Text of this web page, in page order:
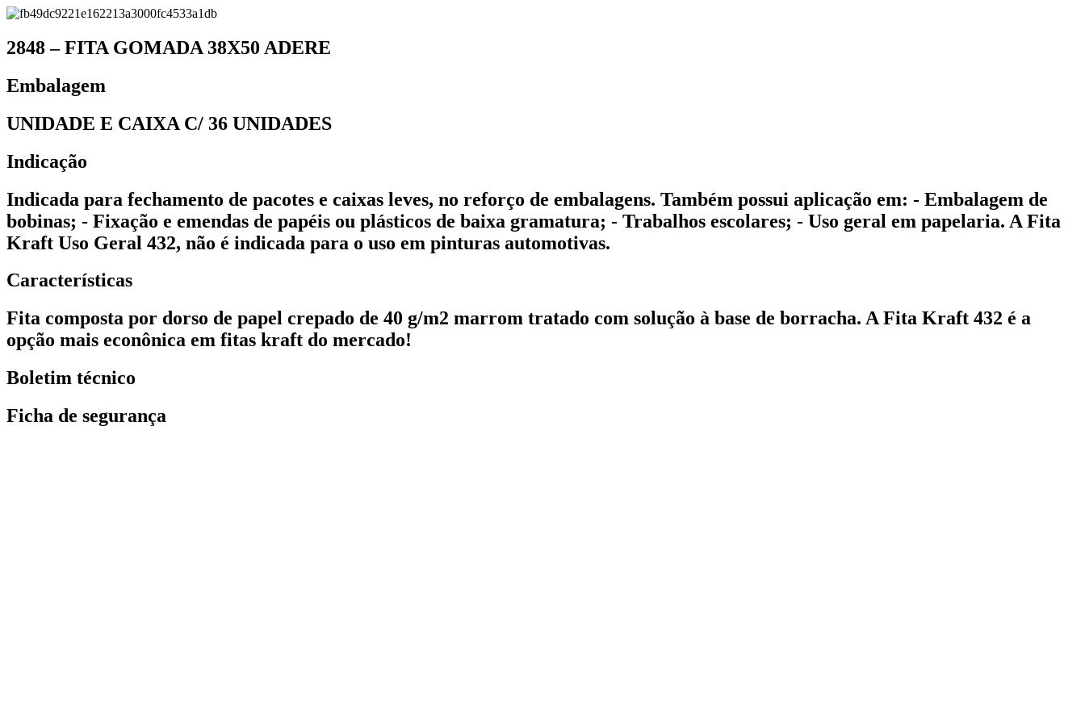
2848 – FITA GOMADA 38X50 ADERE
Embalagem
UNIDADE E CAIXA C/ 36 UNIDADES
Indicação
Indicada para fechamento de pacotes e caixas leves, no reforço de embalagens. Também possui aplicação em: - Embalagem de
bobinas; - Fixação e emendas de papéis ou plásticos de baixa gramatura; - Trabalhos escolares; - Uso geral em papelaria. A Fita
Kraft Uso Geral 432, não é indicada para o uso em pinturas automotivas.
Características
Fita composta por dorso de papel crepado de 40 g/m2 marrom tratado com solução à base de borracha. A Fita Kraft 432 é a
opção mais econônica em fitas kraft do mercado!
Boletim técnico
Ficha de segurança